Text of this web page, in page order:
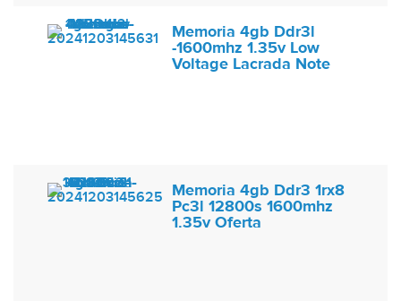
Memoria 4gb Ddr3l
-1600mhz 1.35v Low
Voltage Lacrada Note
Memoria 4gb Ddr3 1rx8
Pc3l 12800s 1600mhz
1.35v Oferta